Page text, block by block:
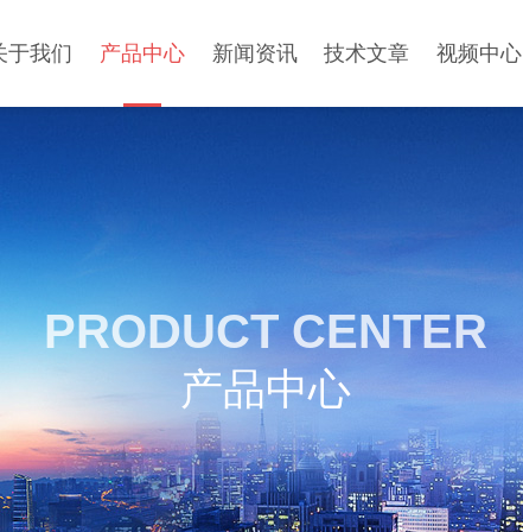
于我们 产品中心 新闻资讯 技术文章 视频中心
PRODUCT CENTER
产品中心